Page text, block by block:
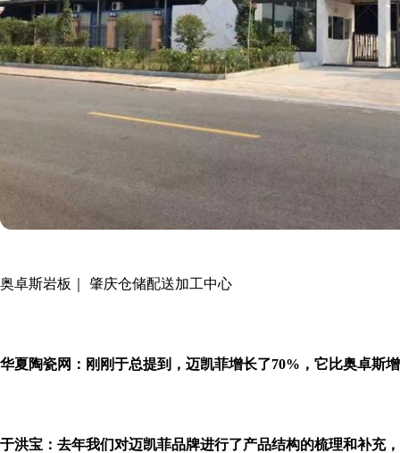
奥卓斯岩板｜ 肇庆仓储配送加工中心
华夏陶瓷网：刚刚于总提到，迈凯菲增长了70%，它比奥卓斯
于洪宝： 去年我们对迈凯菲品牌进行了产品结构的梳理和补充